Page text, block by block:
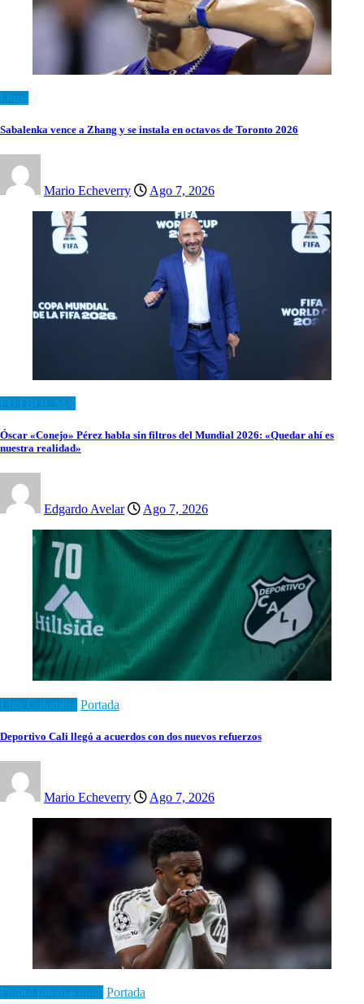
Sabalenka vence a Zhang y se instala en octavos de Toronto 2026
Mario Echeverry Ago 7, 2026
Óscar «Conejo» Pérez habla sin filtros del Mundial 2026: «Quedar ahí es
nuestra realidad»
Edgardo Avelar Ago 7, 2026
Portada
Deportivo Cali llegó a acuerdos con dos nuevos refuerzos
Mario Echeverry Ago 7, 2026
Portada